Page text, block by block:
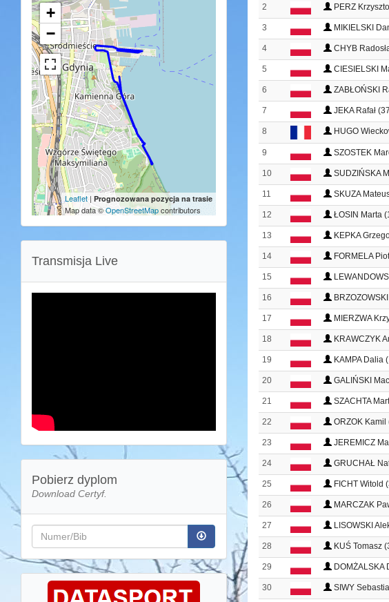
+
−
Leaflet| Prognozowana pozycja na trasie
Map data ©OpenStreetMapcontributors
Transmisja Live
Pobierz dyplom
Download Certyf.
2 PERZ
3 MIKIELSKI
4 CHYB
5 CIESIELSKI
6 ZABŁOŃSKI
7 JEKA Rafał
8 HUGO
9 SZOSTEK
10 SUDZIŃSKA
11 SKUZA
12 ŁOSIN Marta
13 KEPKA
14 FORMELA
15
16
17 MIERZWA
18 KRAWCZYK
19 KAMPA Dalia
20 GALIŃSKI
21 SZACHTA
22 ORZOK Kamil
23 JEREMICZ
24 GRUCHAŁ
25 FICHT Witold
26 MARCZAK
27 LISOWSKI
28 KUŚ Tomasz
29 DOMŻALSKA
30 SIWY